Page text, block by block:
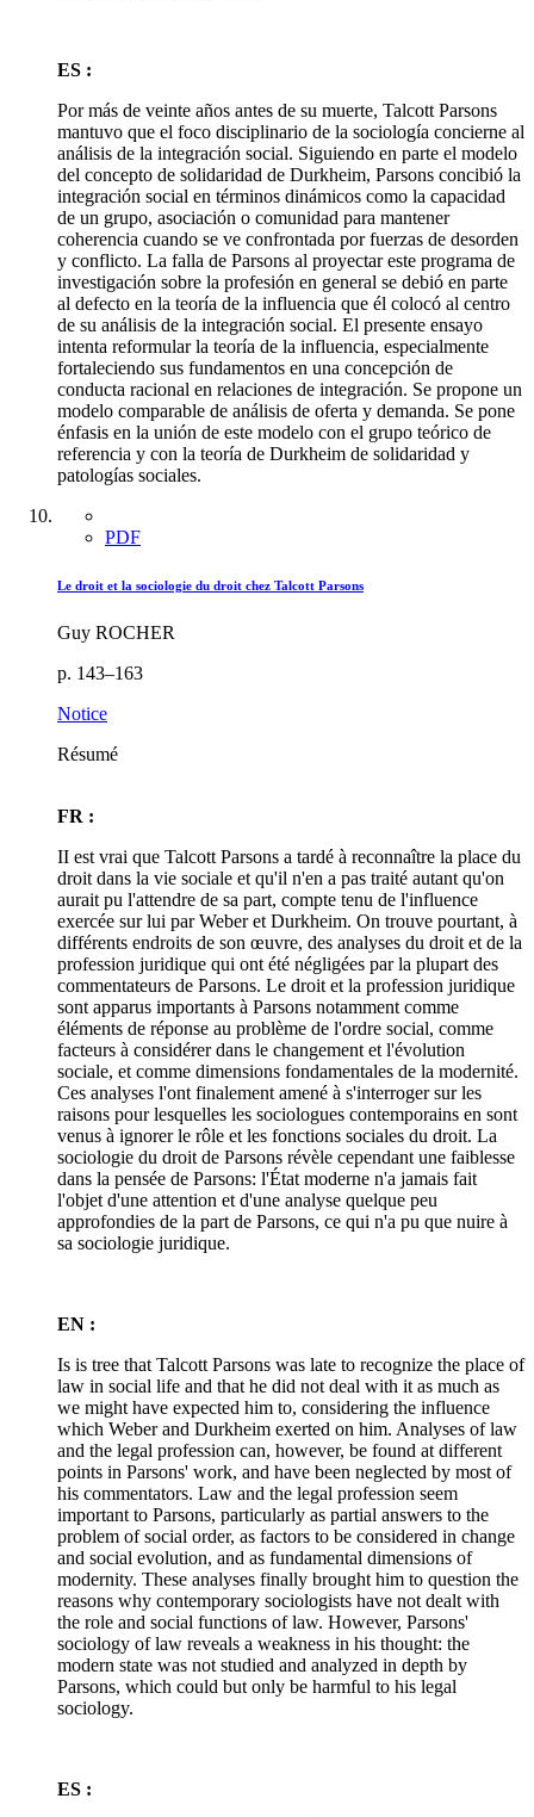
ES :
Por más de veinte años antes de su muerte, Talcott Parsons
mantuvo que el foco disciplinario de la sociología concierne al
análisis de la integración social. Siguiendo en parte el modelo
del concepto de solidaridad de Durkheim, Parsons concibió la
integración social en términos dinámicos como la capacidad
de un grupo, asociación o comunidad para mantener
coherencia cuando se ve confrontada por fuerzas de desorden
y conflicto. La falla de Parsons al proyectar este programa de
investigación sobre la profesión en general se debió en parte
al defecto en la teoría de la influencia que él colocó al centro
de su análisis de la integración social. El presente ensayo
intenta reformular la teoría de la influencia, especialmente
fortaleciendo sus fundamentos en una concepción de
conducta racional en relaciones de integración. Se propone un
modelo comparable de análisis de oferta y demanda. Se pone
énfasis en la unión de este modelo con el grupo teórico de
referencia y con la teoría de Durkheim de solidaridad y
patologías sociales.
PDF
Le droit et la sociologie du droit chez Talcott Parsons
Guy ROCHER
p. 143–163
Notice
Résumé
FR :
II est vrai que Talcott Parsons a tardé à reconnaître la place du
droit dans la vie sociale et qu'il n'en a pas traité autant qu'on
aurait pu l'attendre de sa part, compte tenu de l'influence
exercée sur lui par Weber et Durkheim. On trouve pourtant, à
différents endroits de son œuvre, des analyses du droit et de la
profession juridique qui ont été négligées par la plupart des
commentateurs de Parsons. Le droit et la profession juridique
sont apparus importants à Parsons notamment comme
éléments de réponse au problème de l'ordre social, comme
facteurs à considérer dans le changement et l'évolution
sociale, et comme dimensions fondamentales de la modernité.
Ces analyses l'ont finalement amené à s'interroger sur les
raisons pour lesquelles les sociologues contemporains en sont
venus à ignorer le rôle et les fonctions sociales du droit. La
sociologie du droit de Parsons révèle cependant une faiblesse
dans la pensée de Parsons: l'État moderne n'a jamais fait
l'objet d'une attention et d'une analyse quelque peu
approfondies de la part de Parsons, ce qui n'a pu que nuire à
sa sociologie juridique.
EN :
Is is tree that Talcott Parsons was late to recognize the place of
law in social life and that he did not deal with it as much as
we might have expected him to, considering the influence
which Weber and Durkheim exerted on him. Analyses of law
and the legal profession can, however, be found at different
points in Parsons' work, and have been neglected by most of
his commentators. Law and the legal profession seem
important to Parsons, particularly as partial answers to the
problem of social order, as factors to be considered in change
and social evolution, and as fundamental dimensions of
modernity. These analyses finally brought him to question the
reasons why contemporary sociologists have not dealt with
the role and social functions of law. However, Parsons'
sociology of law reveals a weakness in his thought: the
modern state was not studied and analyzed in depth by
Parsons, which could but only be harmful to his legal
sociology.
ES :